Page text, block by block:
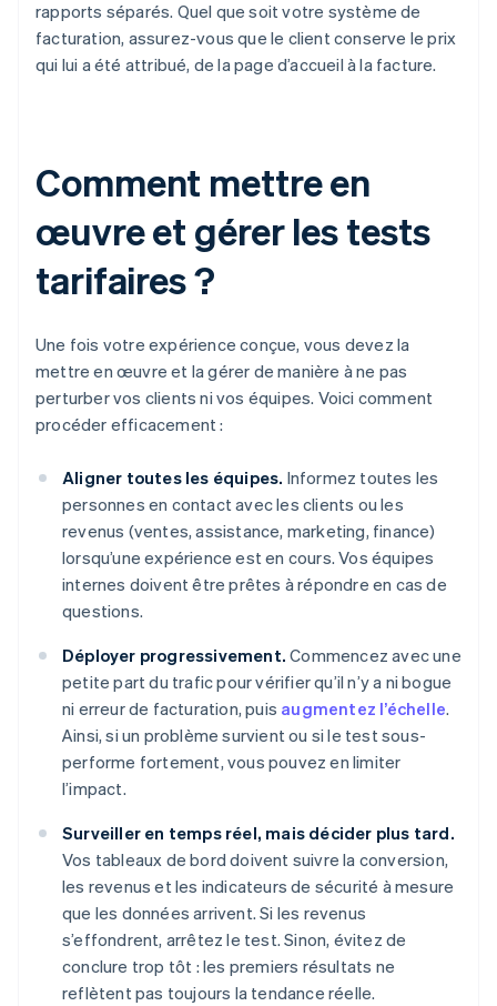
rapports séparés. Quel que soit votre système de
facturation, assurez-vous que le client conserve le prix
qui lui a été attribué, de la page d’accueil à la facture.
Comment mettre en
œuvre et gérer les tests
tarifaires ?
Une fois votre expérience conçue, vous devez la
mettre en œuvre et la gérer de manière à ne pas
perturber vos clients ni vos équipes. Voici comment
procéder efficacement :
Aligner toutes les équipes. Informez toutes les
personnes en contact avec les clients ou les
revenus (ventes, assistance, marketing, finance)
lorsqu’une expérience est en cours. Vos équipes
internes doivent être prêtes à répondre en cas de
questions.
Déployer progressivement. Commencez avec une
petite part du trafic pour vérifier qu’il n’y a ni bogue
ni erreur de facturation, puis augmentez l’échelle.
Ainsi, si un problème survient ou si le test sous-
performe fortement, vous pouvez en limiter
l’impact.
Surveiller en temps réel, mais décider plus tard.
Vos tableaux de bord doivent suivre la conversion,
les revenus et les indicateurs de sécurité à mesure
que les données arrivent. Si les revenus
s’effondrent, arrêtez le test. Sinon, évitez de
conclure trop tôt : les premiers résultats ne
reflètent pas toujours la tendance réelle.